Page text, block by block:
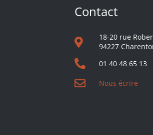
Contact
18-20 rue
94227
01 40 48 65 13
Nous écrire